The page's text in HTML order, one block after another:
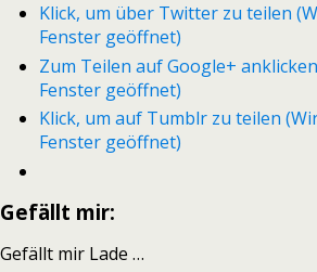
Klick, um über Twitter zu teilen
Fenster geöffnet)
Zum Teilen auf Google+
Fenster geöffnet)
Klick, um auf Tumblr zu teilen
Fenster geöffnet)
Gefällt mir:
Gefällt mir Lade …